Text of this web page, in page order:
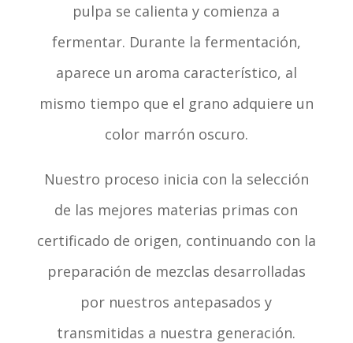
pulpa se calienta y comienza a
fermentar. Durante la fermentación,
aparece un aroma característico, al
mismo tiempo que el grano adquiere un
color marrón oscuro.
Nuestro proceso inicia con la selección
de las mejores materias primas con
certificado de origen, continuando con la
preparación de mezclas desarrolladas
por nuestros antepasados y
transmitidas a nuestra generación.